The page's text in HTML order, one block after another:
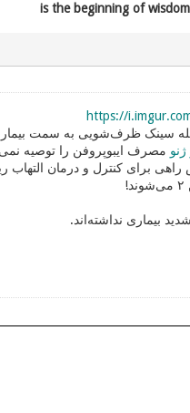
is the beginning of wisdom
https://
سینک ظرف‌شویی به سمت
مصرف ایبوپروفن را توصیه
داشته باشد پس راهی برای کنترل و
بیماری نداشته‌اند.